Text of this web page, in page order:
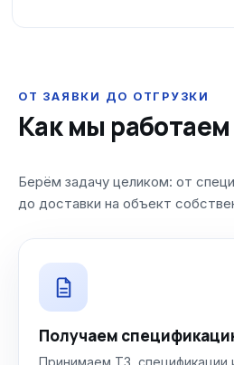
ОТ ЗАЯВКИ ДО ОТГРУЗКИ
Как мы работаем
Берём задачу целиком: от
до доставки на объект
Получаем
Принимаем ТЗ, спецификации